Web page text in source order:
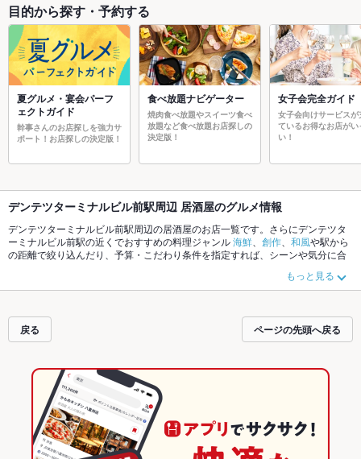
目的から探す・予約する
夏グルメ・宴会パーフ
ェクトガイド
幹事さんのお店探しを強力サ
ポート！お店探しの決定版！
食べ放題ナビゲーター
焼肉食べ放題やスイーツ食べ
放題など食べ放題お店探しの
決定版！
女子会完全ガイド
女子会向けサービスが
ているお得なお店がい
い！
デンテツターミナルビル前駅周辺 居酒屋のグルメ情報
デンテツターミナルビル前駅周辺の居酒屋のお店一覧です。さらにデンテツタ
ーミナルビル前駅の近くでおすすめの料理ジャンル海鮮 創作 和風や駅から
の距離で絞り込んだり、予算・こだわり条件を指定すれば、シーンや気分に合
や季節のおすすめ料理な
ど、お店の最新情報をご紹介しているので安心！24時間使える簡単便利なネッ
も、デートやパーティーにもお得に便利にホットペッパーグルメをご利用くだ
さい。
もっと見る
戻る ページの先頭へ戻る